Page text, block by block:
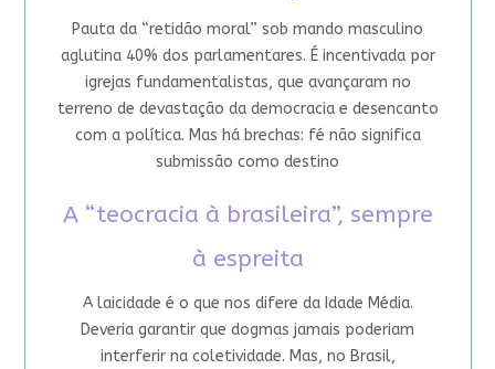
Pauta da “retidão moral” sob mando masculino
aglutina 40% dos parlamentares. É incentivada por
igrejas fundamentalistas, que avançaram no
terreno de devastação da democracia e desencanto
com a política. Mas há brechas: fé não significa
submissão como destino
A “teocracia à brasileira”, sempre
à espreita
A laicidade é o que nos difere da Idade Média.
Deveria garantir que dogmas jamais poderiam
interferir na coletividade. Mas, no Brasil,